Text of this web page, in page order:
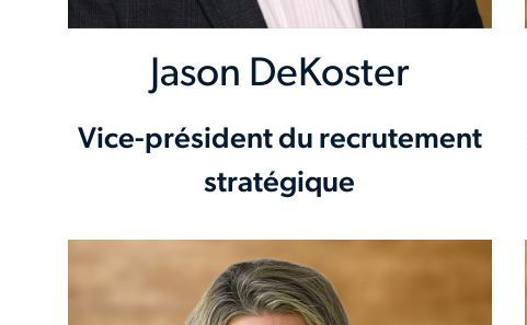
Jason DeKoster
Vice-président du recrutement
stratégique